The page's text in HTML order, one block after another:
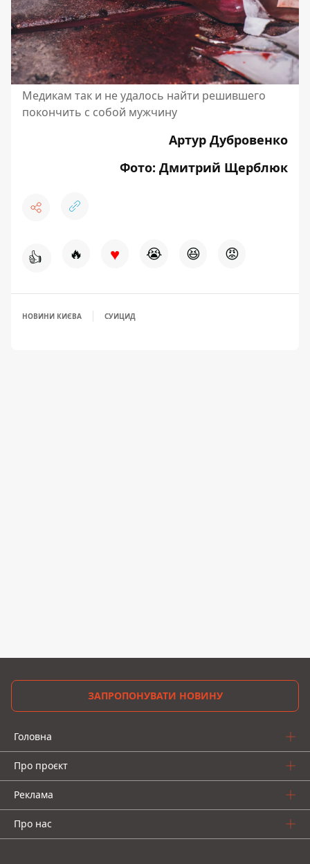
Медикам так и не удалось найти решившего
покончить с собой мужчину
Артур Дубровенко
Фото: Дмитрий Щерблюк
👍 🔥 ♥ 😭 😆 😡
НОВИНИ КИЄВА СУИЦИД
ЗАПРОПОНУВАТИ НОВИНУ
Головна
Про проєкт
Реклама
Про нас